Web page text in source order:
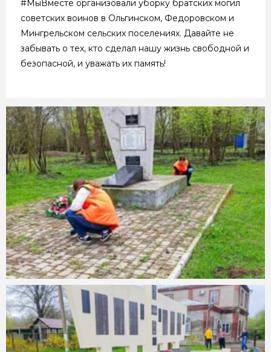
#МыВместе организовали уборку братских могил
советских воинов в Ольгинском, Федоровском и
Мингрельском сельских поселениях. Давайте не
забывать о тех, кто сделал нашу жизнь свободной и
безопасной, и уважать их память!